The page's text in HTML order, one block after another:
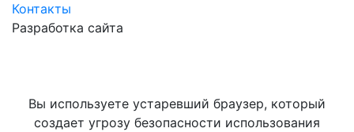
Контакты
Разработка сайта
Вы используете устаревший браузер, который
создает угрозу безопасности использования